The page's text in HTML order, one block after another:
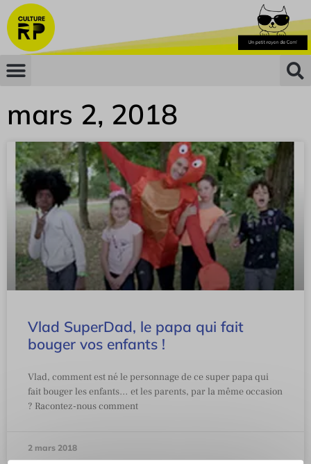
mars 2, 2018
Vlad SuperDad, le papa qui fait
bouger vos enfants !
Vlad, comment est né le personnage de ce super papa qui
fait bouger les enfants… et les parents, par la même occasion
? Racontez-nous comment
2 mars 2018